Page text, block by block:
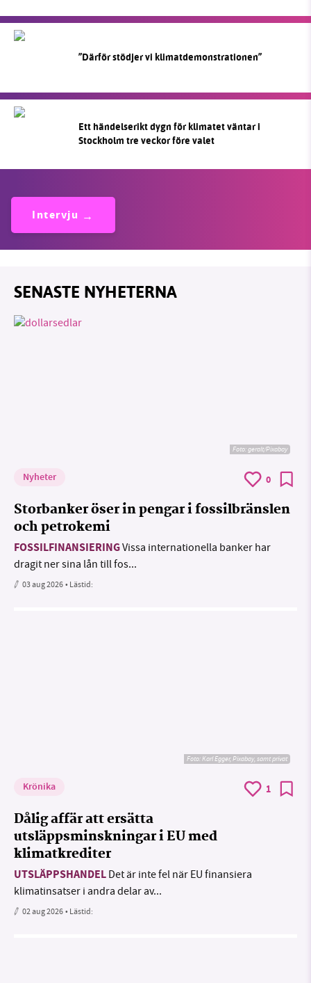
”Därför stödjer vi klimatdemonstrationen”
Ett händelserikt dygn för klimatet väntar i
Stockholm tre veckor före valet
Intervju
SENASTE NYHETERNA
Foto:geralt/Pixabay
Nyheter 0
Storbanker öser in pengar i fossilbränslen
och petrokemi
FOSSILFINANSIERINGVissa internationella banker har
dragit ner sina lån till fos...
03 aug 2026• Lästid:
Foto:Karl Egger, Pixabay, samt privat
Krönika 1
Dålig affär att ersätta
utsläppsminskningar i EU med
klimatkrediter
UTSLÄPPSHANDEL Det är inte fel när EU finansiera
klimatinsatser i andra delar av...
02 aug 2026• Lästid: